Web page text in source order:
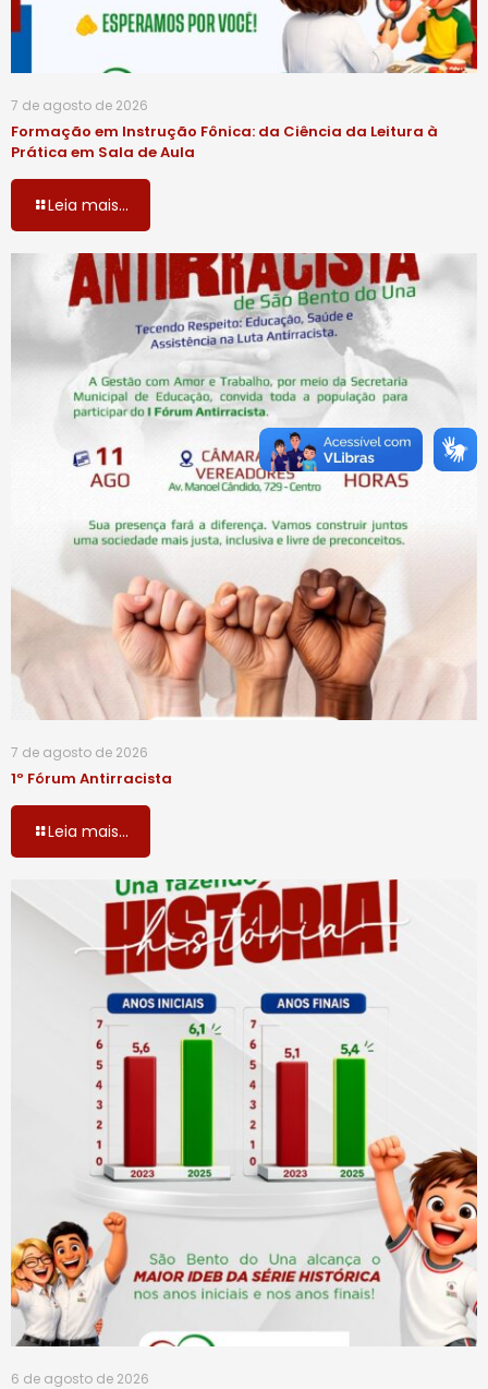
7 de agosto de 2026
Formação em Instrução Fônica: da Ciência da Leitura à
Prática em Sala de Aula
Leia mais...
7 de agosto de 2026
1º Fórum Antirracista
Leia mais...
6 de agosto de 2026